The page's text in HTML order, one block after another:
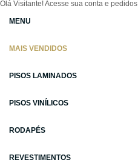
Olá Visitante!Acesse sua conta e pedidos
MENU
MAIS VENDIDOS
PISOS LAMINADOS
PISOS VINÍLICOS
RODAPÉS
REVESTIMENTOS